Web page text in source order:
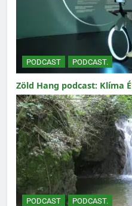
PODCAST PODCAST.
Zöld Hang podcast: Klíma
PODCAST PODCAST.